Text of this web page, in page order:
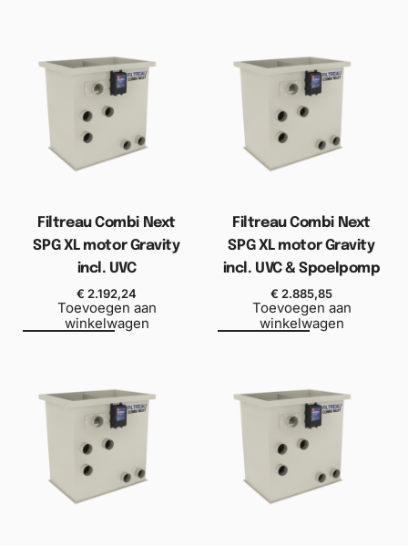
Filtreau Combi Next
SPG XL motor Gravity
incl. UVC
€ 2.192,24
Toevoegen aan
winkelwagen
Filtreau Combi Next
SPG XL motor Gravity
incl. UVC & Spoelpomp
€ 2.885,85
Toevoegen aan
winkelwagen